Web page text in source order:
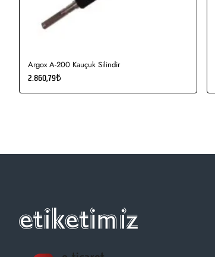
Argox A-200 Kauçuk Silindir
2.860,79₺